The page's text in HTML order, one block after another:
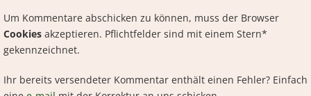
Um Kommentare abschicken zu können, muss der Browser
Cookies akzeptieren. Pflichtfelder sind mit einem Stern*
gekennzeichnet.
Ihr bereits versendeter Kommentar enthält einen Fehler? Einfach